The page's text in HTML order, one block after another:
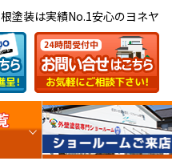
塗装は実績No.1安心のヨネヤ